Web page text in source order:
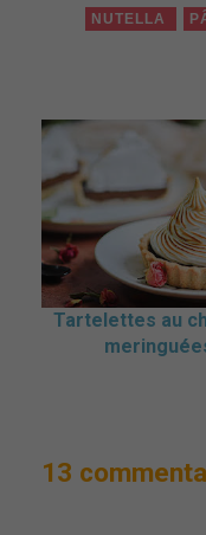
NUTELLA
Tartelettes au
13